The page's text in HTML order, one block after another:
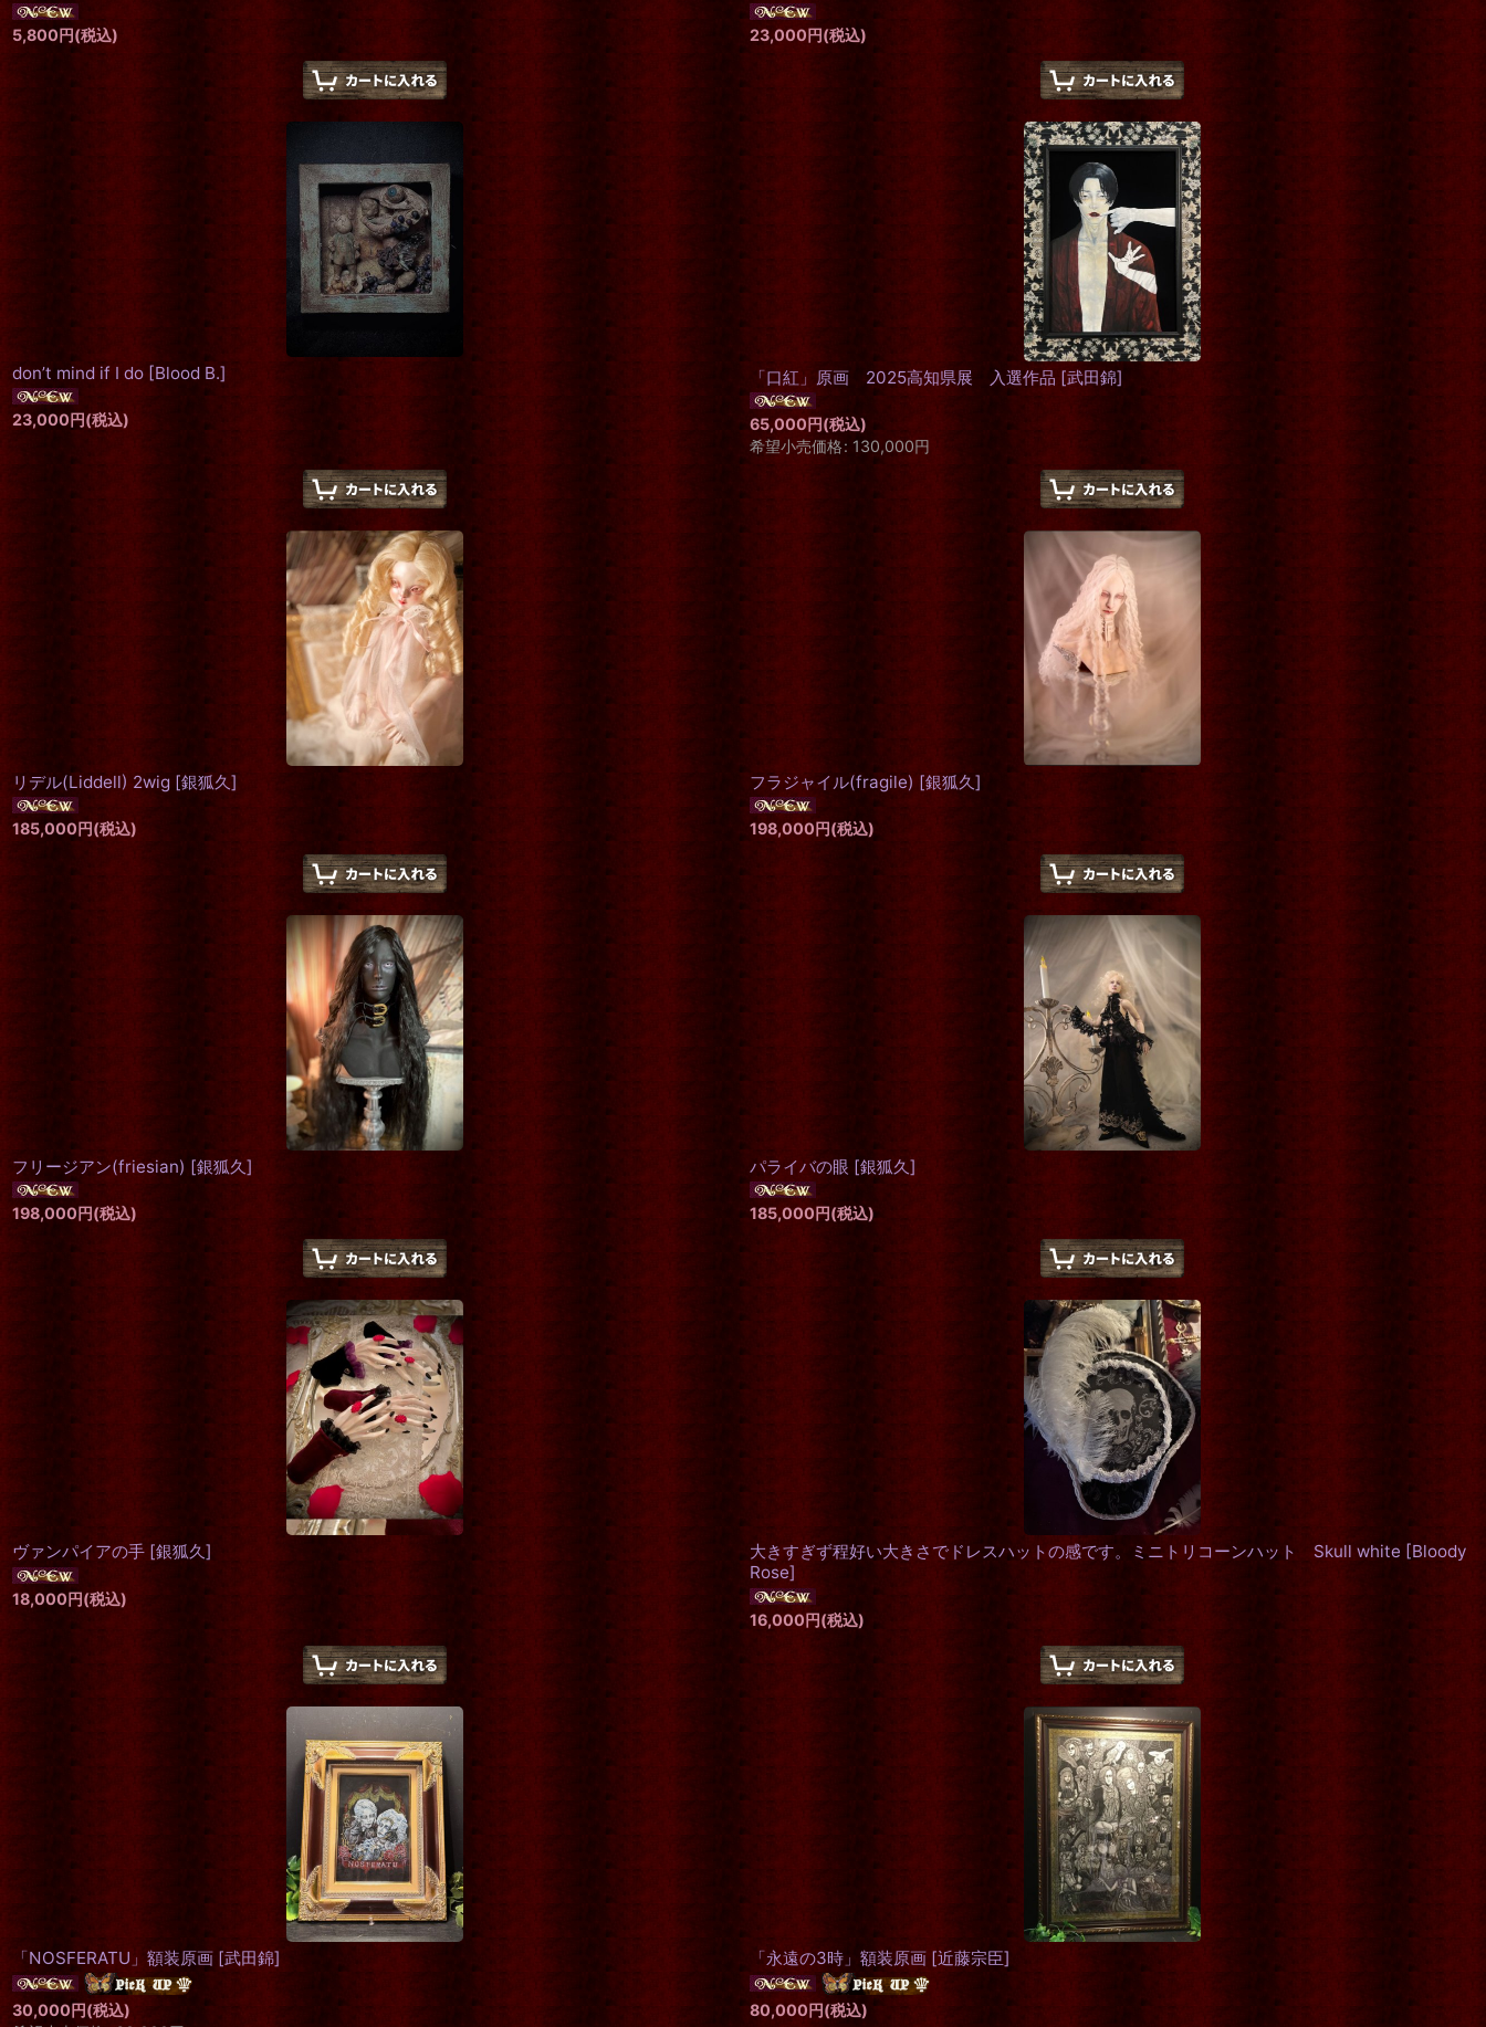
5,800円(税込) 23,000円(税込)
don’t mind if I do [Blood B.]
23,000円(税込)
「口紅」原画 2025高知県展 入選作品 [武田錦]
65,000円(税込)
希望小売価格: 130,000円
リデル(Liddell) 2wig [銀狐久 ]
185,000円(税込)
フラジャイル(fragile) [銀狐久 ]
198,000円(税込)
フリージアン(friesian) [銀狐久]
198,000円(税込)
パライバの眼 [銀狐久]
185,000円(税込)
ヴァンパイアの手 [銀狐久]
18,000円(税込)
大きすぎず程好い大きさでドレスハットの感です。ミニトリコーンハット Skull white [Bloody
Rose]
16,000円(税込)
「NOSFERATU」額装原画 [武田錦]
30,000円(税込)
「永遠の3時」額装原画 [近藤宗臣]
80,000円(税込)